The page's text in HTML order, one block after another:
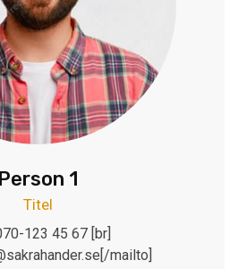
Person 1
Titel
123 45 67 [br]
mailto]